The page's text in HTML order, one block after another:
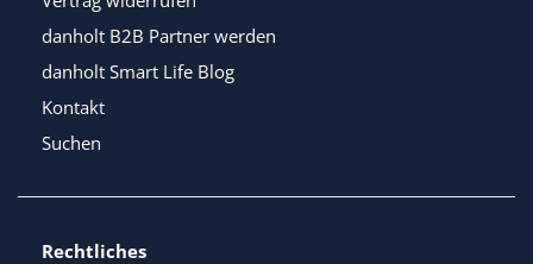
danholt B2B Partner werden
danholt Smart Life Blog
Kontakt
Suchen
Rechtliches